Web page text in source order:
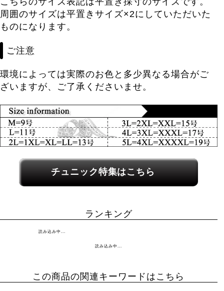
周囲のサイズは平置きサイズ×2にしていただいた
ものになります。
ご注意
環境によっては実際のお色と多少異なる場合がご
ざいますが、ご了承くださいませ。
関連カテゴリーへのリンク
チュニック特集はこちら
ランキング
読み込み中...
読み込み中...
この商品の関連キーワードはこちら